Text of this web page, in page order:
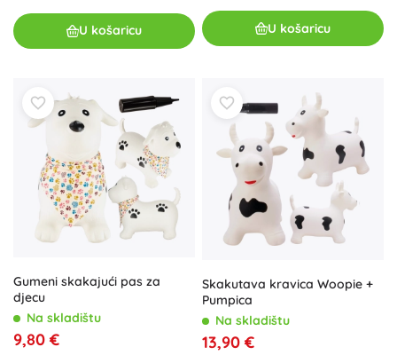
U košaricu U košaricu
Gumeni skakajući pas za
djecu
Na skladištu
9,80 €
Skakutava kravica Woopie +
Pumpica
Na skladištu
13,90 €